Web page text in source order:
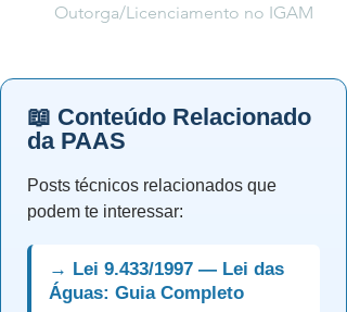
Outorga/Licenciamento no IGAM
📖 Conteúdo Relacionado
da PAAS
Posts técnicos relacionados que
podem te interessar:
→ Lei 9.433/1997 — Lei das
Águas: Guia Completo